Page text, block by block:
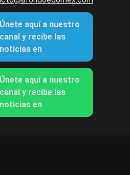
Únete aquí a nuestro
canal y recibe las
noticias en
Únete aquí a nuestro
canal y recibe las
noticias en